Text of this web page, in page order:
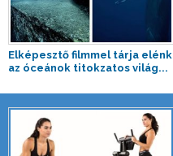
Elképesztő filmmel tárja elénk
az óceánok titokzatos világ...